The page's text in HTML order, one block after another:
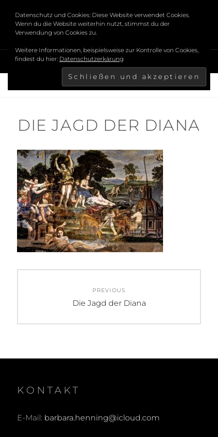
content
BARBARA HENNING
FOTOGRAFIE
MENU
DIE JAGD DER DIANA DIE JAGD DER DIANA
DIE JAGD DER DIANA
PREVIOUS
Previous
Die Jagd der Diana
KONTAKT
E-Mail: barbara.henning@icloud.com
Datenschutz und Cookies: Diese Website verwendet Cookies.
Wenn du die Website weiterhin nutzt, stimmst du der
Verwendung von Cookies zu.
Weitere Informationen, beispielsweise zur Kontrolle von Cookies,
findest du hier: Datenschutzerkärung